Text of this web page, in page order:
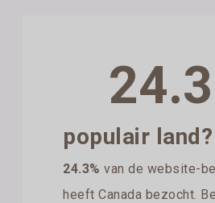
populair land?
24.3% van de website-
heeft Canada bezocht.